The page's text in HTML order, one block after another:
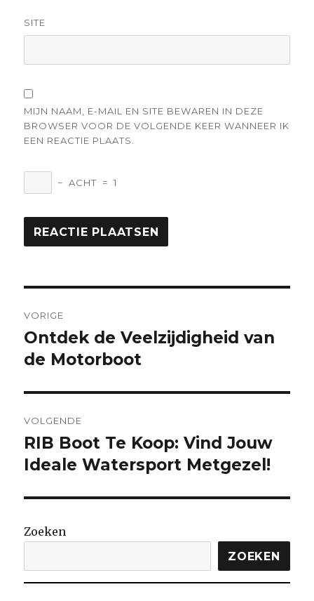
SITE
MIJN NAAM, E-MAIL EN SITE BEWAREN IN DEZE
BROWSER VOOR DE VOLGENDE KEER WANNEER IK
EEN REACTIE PLAATS.
− ACHT = 1
VORIGE
Vorige
bericht:
Ontdek de Veelzijdigheid van
de Motorboot
VOLGENDE
Volgende
bericht:
RIB Boot Te Koop: Vind Jouw
Ideale Watersport Metgezel!
Zoeken
ZOEKEN